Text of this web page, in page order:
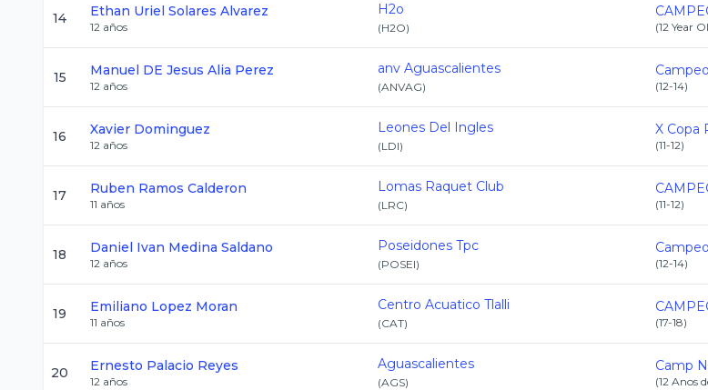
14 Ethan Uriel Solares Alvarez
12 años
H2o
(H2O) (12 Year
15 Manuel DE Jesus Alia Perez
12 años
anv Aguascalientes
(ANVAG) (12-14)
16 Xavier Dominguez
12 años
Leones Del Ingles
(LDI) (11-12)
17 Ruben Ramos Calderon
11 años
Lomas Raquet Club
(LRC) (11-12)
18 Daniel Ivan Medina Saldano
12 años
Poseidones Tpc
(POSEI) (12-14)
19 Emiliano Lopez Moran
11 años
Centro Acuatico Tlalli
(CAT) (17-18)
20 Ernesto Palacio Reyes
12 años
Aguascalientes
(AGS) (12 Anos